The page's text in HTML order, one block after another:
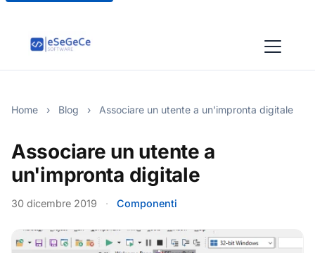
Home › Blog › Associare un utente a un'impronta digitale
Associare un utente a
un'impronta digitale
30 dicembre 2019 · Componenti